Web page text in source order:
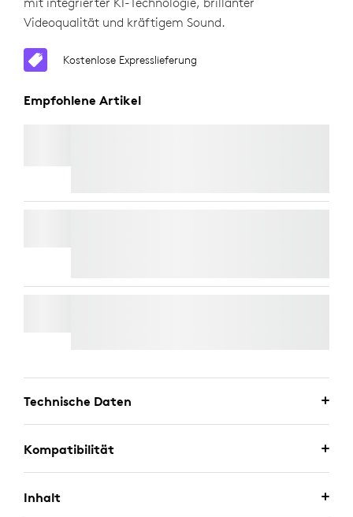
Videoqualität und kräftigem Sound.
Kostenlose Expresslieferung
Empfohlene Artikel
Technische Daten
Kompatibilität
Inhalt